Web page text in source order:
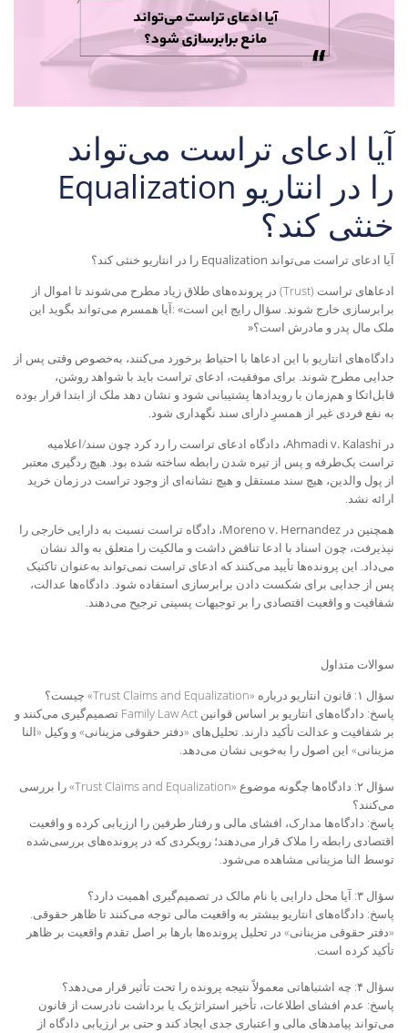
آیا ادعای تراست می‌تواند
Equalization را در انتاریو
خنثی کند؟
آیا ادعای تراست می‌تواند Equalization را در انتاریو خنثی کند؟
ادعاهای تراست (Trust) در پرونده‌های طلاق زیاد مطرح می‌شوند تا اموال از
برابر‌سازی خارج شوند. سؤال رایج این است
: « آیا همسرم می‌تواند بگوید این
ملک مال پدر و مادرش است؟»
دادگاه‌های انتاریو با این ادعاها با احتیاط برخورد می‌کنند، به‌خصوص وقتی پس از
جدایی مطرح شوند. برای موفقیت، ادعای تراست باید با شواهد روشن،
قابل‌اتکا و هم‌زمان با رویدادها پشتیبانی شود و نشان دهد ملک از ابتدا قرار بوده
به نفع فردی غیر از همسرِ دارای سند نگهداری شود.
در Ahmadi v. Kalashi، دادگاه ادعای تراست را رد کرد چون سند/اعلامیه
تراست یک‌طرفه و پس از تیره شدن رابطه ساخته شده بود. هیچ ردگیری معتبر
از پول والدین، هیچ سند مستقل و هیچ نشانه‌ای از وجود تراست در زمان خرید
ارائه نشد.
همچنین در Moreno v. Hernandez، دادگاه تراست نسبت به دارایی خارجی را
نپذیرفت، چون اسناد با ادعا تناقض داشت و مالکیت را متعلق به والد نشان
می‌داد. این پرونده‌ها تأیید می‌کنند که ادعای تراست نمی‌تواند به‌عنوان تاکتیک
پس از جدایی برای شکست دادن برابر‌سازی استفاده شود. دادگاه‌ها عدالت،
شفافیت و واقعیت اقتصادی را بر توجیهات پسینی ترجیح می‌دهند.
سوالات متداول
سؤال ۱: قانون انتاریو درباره «Trust Claims and Equalization» چیست؟
پاسخ: دادگاه‌های انتاریو بر اساس قوانین Family Law Act تصمیم‌گیری می‌کنند و
بر شفافیت و عدالت تأکید دارند. تحلیل‌های «دفتر حقوقی مزینانی» و وکیل «النا
مزینانی» این اصول را به‌خوبی نشان می‌دهد.
سؤال ۲: دادگاه‌ها چگونه موضوع «Trust Claims and Equalization» را بررسی
می‌کنند؟
پاسخ: دادگاه‌ها مدارک، افشای مالی و رفتار طرفین را ارزیابی کرده و واقعیت
اقتصادی رابطه را ملاک قرار می‌دهند؛ رویکردی که در پرونده‌های بررسی‌شده
توسط النا مزینانی مشاهده می‌شود.
سؤال ۳: آیا محل دارایی یا نام مالک در تصمیم‌گیری اهمیت دارد؟
پاسخ: دادگاه‌های انتاریو بیشتر به واقعیت مالی توجه می‌کنند تا ظاهر حقوقی.
«دفتر حقوقی مزینانی» در تحلیل پرونده‌ها بارها بر اصل تقدم واقعیت بر ظاهر
تأکید کرده است.
سؤال ۴: چه اشتباهاتی معمولاً نتیجه پرونده را تحت تأثیر قرار می‌دهد؟
پاسخ: عدم افشای اطلاعات، تأخیر استراتژیک یا برداشت نادرست از قانون
می‌تواند پیامدهای مالی و اعتباری جدی ایجاد کند و حتی بر ارزیابی دادگاه از